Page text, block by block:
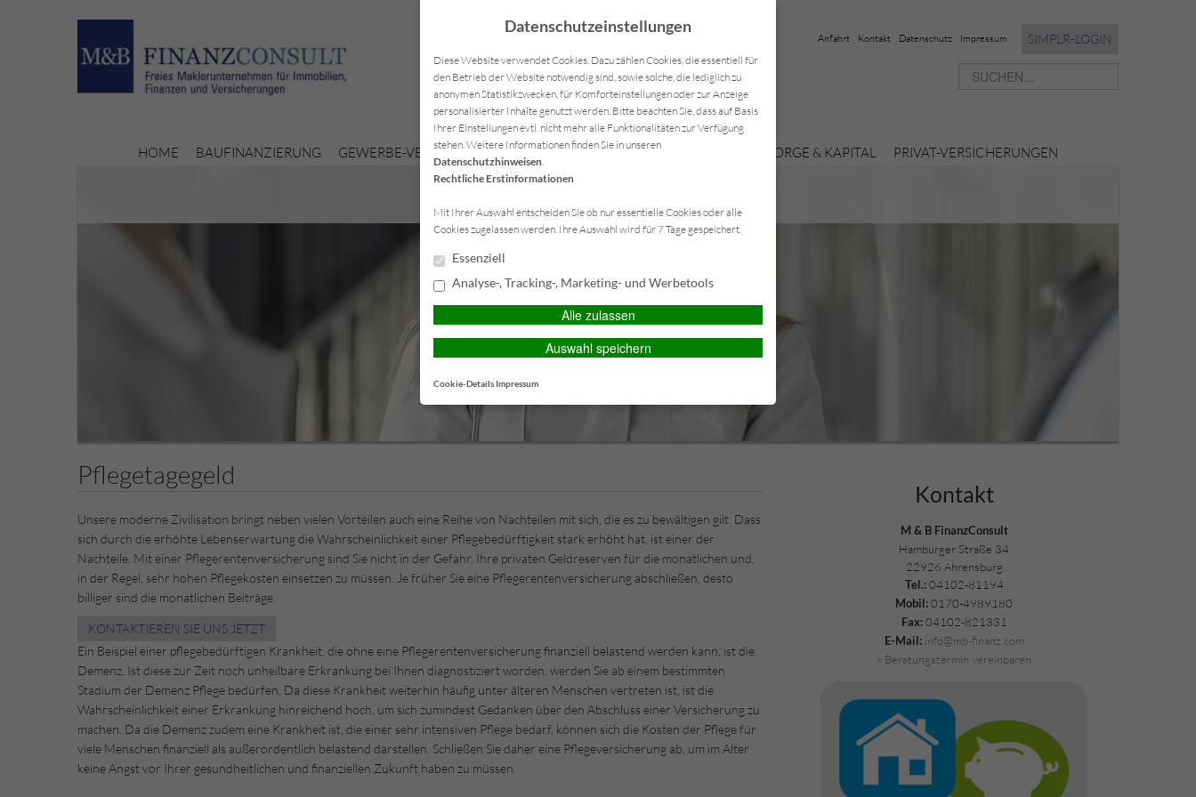
Anfahrt Kontakt Datenschutz Impressum SIMPLR-LOGIN
HOME BAUFINANZIERUNG GEWERBE-VERSICHERUNGEN KRANKENVERSICHERUNGEN VORSORGE & KAPITAL PRIVAT-VERSICHERUNGEN
Pflegetagegeld
Unsere moderne Zivilisation bringt neben vielen Vorteilen auch eine Reihe von Nachteilen mit sich, die es zu bewältigen gilt. Dass
sich durch die erhöhte Lebenserwartung die Wahrscheinlichkeit einer Pflegebedürftigkeit stark erhöht hat, ist einer der
Nachteile. Mit einer Pflegerentenversicherung sind Sie nicht in der Gefahr, Ihre privaten Geldreserven für die monatlichen und,
in der Regel, sehr hohen Pflegekosten einsetzen zu müssen. Je früher Sie eine Pflegerentenversicherung abschließen, desto
billiger sind die monatlichen Beiträge.
KONTAKTIEREN SIE UNS JETZT
Ein Beispiel einer pflegebedürftigen Krankheit, die ohne eine Pflegerentenversicherung finanziell belastend werden kann, ist die
Demenz. Ist diese zur Zeit noch unheilbare Erkrankung bei Ihnen diagnostiziert worden, werden Sie ab einem bestimmten
Stadium der Demenz Pflege bedürfen. Da diese Krankheit weiterhin häufig unter älteren Menschen vertreten ist, ist die
Wahrscheinlichkeit einer Erkrankung hinreichend hoch, um sich zumindest Gedanken über den Abschluss einer Versicherung zu
machen. Da die Demenz zudem eine Krankheit ist, die einer sehr intensiven Pflege bedarf, können sich die Kosten der Pflege für
viele Menschen finanziell als außerordentlich belastend darstellen. Schließen Sie daher eine Pflegeversicherung ab, um im Alter
keine Angst vor Ihrer gesundheitlichen und finanziellen Zukunft haben zu müssen.
Kontakt
M & B FinanzConsult
Hamburger Straße 34
22926 Ahrensburg
Tel.:04102-81194
Mobil: 0170-4989180
Fax:04102-821331
E-Mail: info@mb-finanz.com
» Beratungstermin vereinbaren
Datenschutzeinstellungen
Diese Website verwendet Cookies. Dazu zählen Cookies, die essentiell für
den Betrieb der Website notwendig sind, sowie solche, die lediglich zu
anonymen Statistikzwecken, für Komforteinstellungen oder zur Anzeige
personalisierter Inhalte genutzt werden. Bitte beachten Sie, dass auf Basis
Ihrer Einstellungen evtl. nicht mehr alle Funktionalitäten zur Verfügung
stehen. Weitere Informationen finden Sie in unseren
Datenschutzhinweisen.
Rechtliche Erstinformationen
Mit Ihrer Auswahl entscheiden Sie ob nur essentielle Cookies oder alle
Cookies zugelassen werden. Ihre Auswahl wird für 7 Tage gespeichert.
Essenziell
Analyse-, Tracking-, Marketing- und Werbetools
Alle zulassen
Auswahl speichern
Cookie-Details Impressum